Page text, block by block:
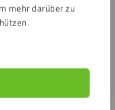
mehr darüber zu